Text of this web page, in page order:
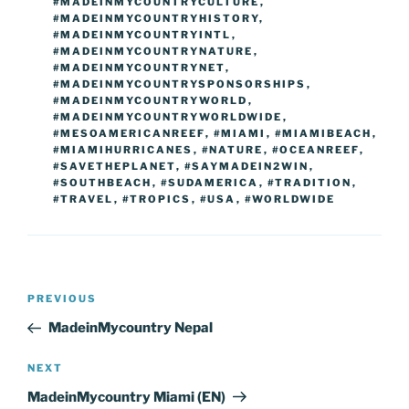
#MADEINMYCOUNTRYHISTORY,
#MADEINMYCOUNTRYINTL ,
#MADEINMYCOUNTRYNATURE ,
#MADEINMYCOUNTRYNET,
#MADEINMYCOUNTRYSPONSORSHIPS ,
#MADEINMYCOUNTRYWORLD ,
#MADEINMYCOUNTRYWORLDWIDE ,
#MESOAMERICANREEF, #MIAMI , #MIAMIBEACH ,
#MIAMIHURRICANES , #NATURE , #OCEANREEF,
#SAVETHEPLANET, #SAYMADEIN2WIN ,
#SOUTHBEACH , #SUDAMERICA , #TRADITION ,
#TRAVEL , #TROPICS , #USA , #WORLDWIDE
Post
Previous
Post
PREVIOUS
MadeinMycountry Nepal
Next
Post
NEXT
MadeinMycountry Miami (EN)